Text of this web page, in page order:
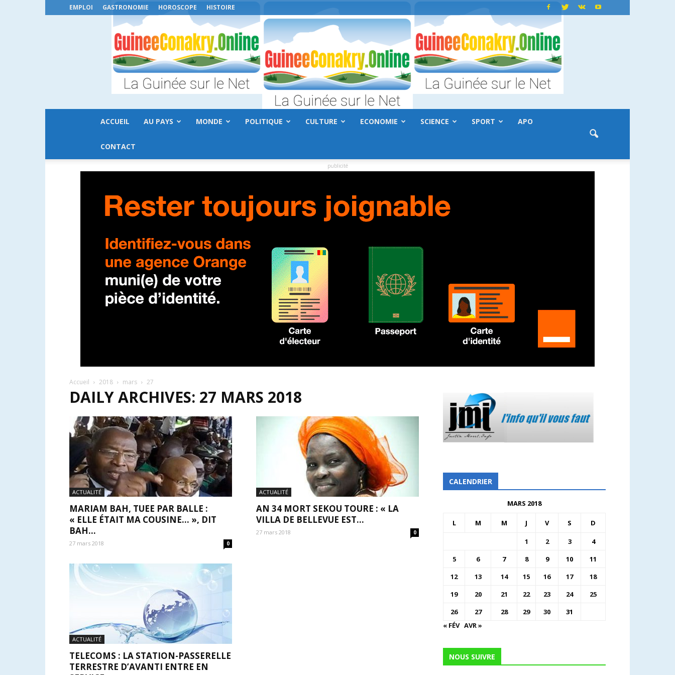
EMPLOI GASTRONOMIE HOROSCOPE HISTOIRE
ACCUEIL AU PAYS MONDE POLITIQUE CULTURE ECONOMIE SCIENCE SPORT APO
CONTACT
publicité
Accueil 2018 mars 27
DAILY ARCHIVES: 27 MARS 2018
ACTUALITÉ
MARIAM BAH, TUEE PAR BALLE :
« ELLE ÉTAIT MA COUSINE… », DIT
BAH...
27 mars 2018 0
ACTUALITÉ
AN 34 MORT SEKOU TOURE : « LA
VILLA DE BELLEVUE EST...
27 mars 2018 0
ACTUALITÉ
TELECOMS : LA STATION-PASSERELLE
TERRESTRE D’AVANTI ENTRE EN
CALENDRIER
MARS 2018
L M M J V S D
1 2 3
4
5
6 7 8 9 10
11
12
13 14 15 16 17
18
19
20 21 22 23 24
25
26
27 28 29 30
31
« FÉV AVR »
NOUS SUIVRE